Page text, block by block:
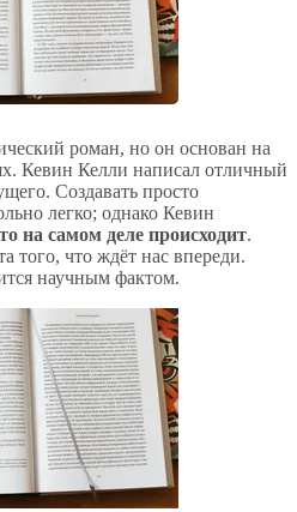
роман, но он основан на
Кевин Келли написал отличный
Создавать просто
легко; однако Кевин
на самом деле происходит.
того, что ждёт нас впереди.
научным фактом.